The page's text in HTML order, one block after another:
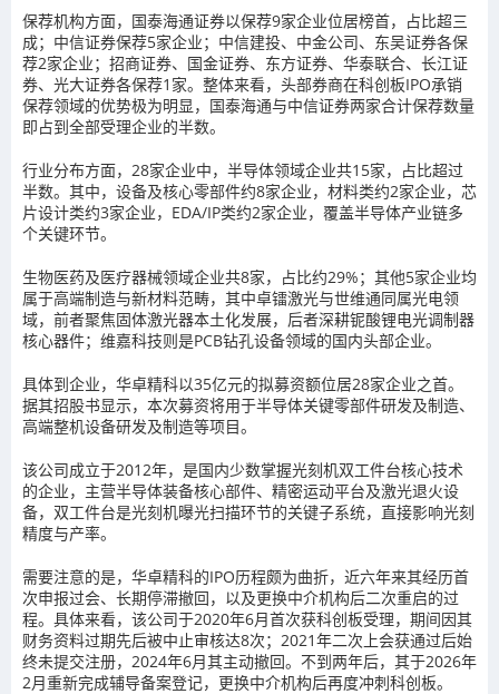
保荐机构方面，国泰海通证券以保荐9家企业位居榜首，占比超三
成；中信证券保荐5家企业；中信建投、中金公司、东吴证券各保
荐2家企业；招商证券、国金证券、东方证券、华泰联合、长江证
券、光大证券各保荐1家。整体来看，头部券商在科创板IPO承销
保荐领域的优势极为明显，国泰海通与中信证券两家合计保荐数量
即占到全部受理企业的半数。
行业分布方面，28家企业中，半导体领域企业共15家，占比超过
半数。其中，设备及核心零部件约8家企业，材料类约2家企业，芯
片设计类约3家企业，EDA/IP类约2家企业，覆盖半导体产业链多
个关键环节。
生物医药及医疗器械领域企业共8家，占比约29%；其他5家企业均
属于高端制造与新材料范畴，其中卓镭激光与世维通同属光电领
域，前者聚焦固体激光器本土化发展，后者深耕铌酸锂电光调制器
核心器件；维嘉科技则是PCB钻孔设备领域的国内头部企业。
具体到企业，华卓精科以35亿元的拟募资额位居28家企业之首。
据其招股书显示，本次募资将用于半导体关键零部件研发及制造、
高端整机设备研发及制造等项目。
该公司成立于2012年，是国内少数掌握光刻机双工件台核心技术
的企业，主营半导体装备核心部件、精密运动平台及激光退火设
备，双工件台是光刻机曝光扫描环节的关键子系统，直接影响光刻
精度与产率。
需要注意的是，华卓精科的IPO历程颇为曲折，近六年来其经历首
次申报过会、长期停滞撤回，以及更换中介机构后二次重启的过
程。具体来看，该公司于2020年6月首次获科创板受理，期间因其
财务资料过期先后被中止审核达8次；2021年二次上会获通过后始
终未提交注册，2024年6月其主动撤回。不到两年后，其于2026年
2月重新完成辅导备案登记，更换中介机构后再度冲刺科创板。